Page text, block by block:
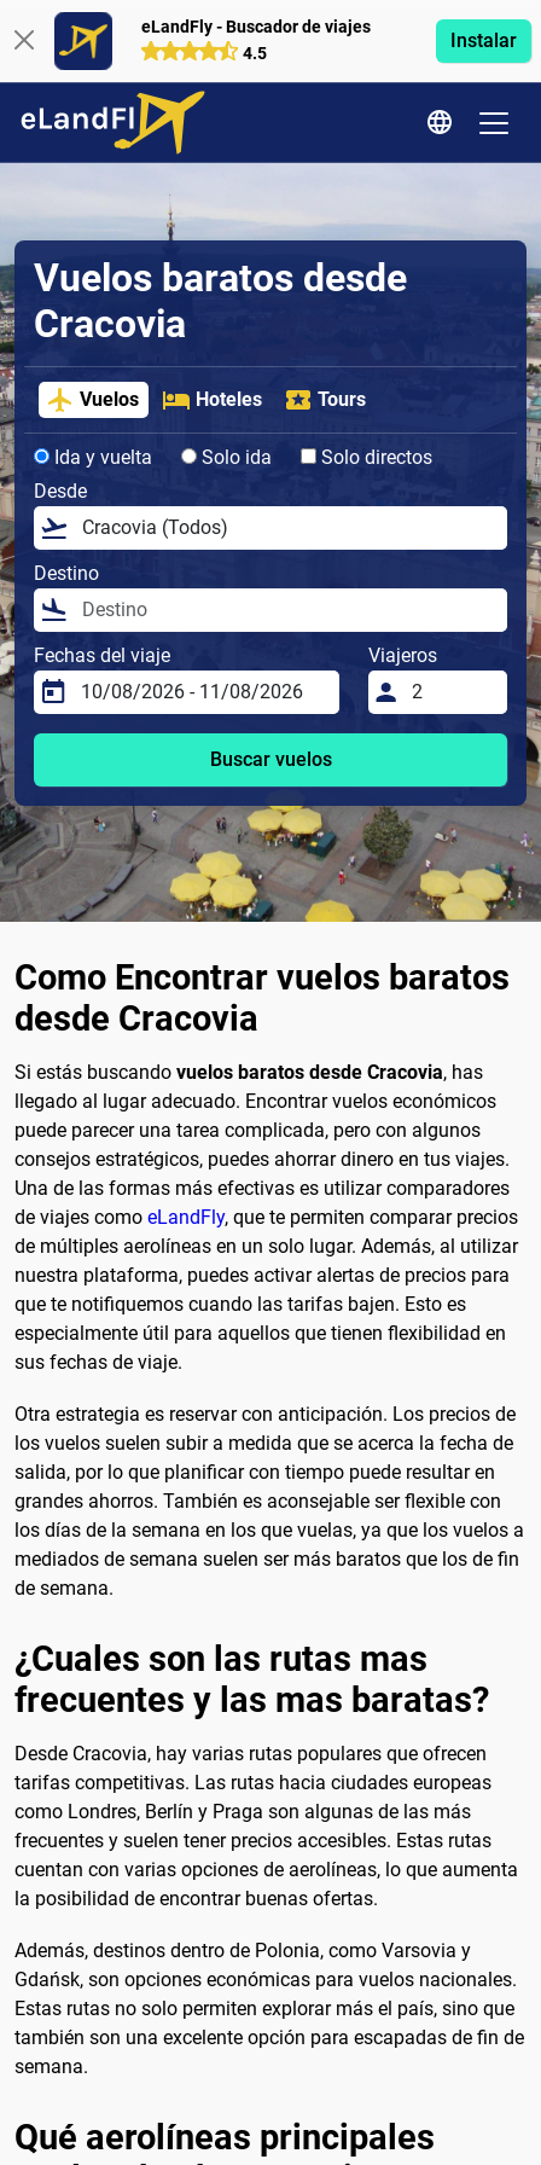
eLandFly - Buscador de viajes
4.5
Instalar
Vuelos baratos desde
Cracovia
Vuelos Hoteles Tours
Ida y vuelta Solo ida
Solo directos
Desde
Destino
Fechas del viaje Viajeros
Buscar vuelos
Como Encontrar vuelos baratos
desde Cracovia
Si estás buscando vuelos baratos desde Cracovia, has
llegado al lugar adecuado. Encontrar vuelos económicos
puede parecer una tarea complicada, pero con algunos
consejos estratégicos, puedes ahorrar dinero en tus viajes.
Una de las formas más efectivas es utilizar comparadores
de viajes como eLandFly, que te permiten comparar precios
de múltiples aerolíneas en un solo lugar. Además, al utilizar
nuestra plataforma, puedes activar alertas de precios para
que te notifiquemos cuando las tarifas bajen. Esto es
especialmente útil para aquellos que tienen flexibilidad en
sus fechas de viaje.
Otra estrategia es reservar con anticipación. Los precios de
los vuelos suelen subir a medida que se acerca la fecha de
salida, por lo que planificar con tiempo puede resultar en
grandes ahorros. También es aconsejable ser flexible con
los días de la semana en los que vuelas, ya que los vuelos a
mediados de semana suelen ser más baratos que los de fin
de semana.
¿Cuales son las rutas mas
frecuentes y las mas baratas?
Desde Cracovia, hay varias rutas populares que ofrecen
tarifas competitivas. Las rutas hacia ciudades europeas
como Londres, Berlín y Praga son algunas de las más
frecuentes y suelen tener precios accesibles. Estas rutas
cuentan con varias opciones de aerolíneas, lo que aumenta
la posibilidad de encontrar buenas ofertas.
Además, destinos dentro de Polonia, como Varsovia y
Gdańsk, son opciones económicas para vuelos nacionales.
Estas rutas no solo permiten explorar más el país, sino que
también son una excelente opción para escapadas de fin de
semana.
Qué aerolíneas principales